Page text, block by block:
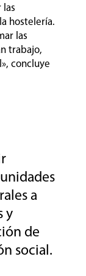
las
hostelería.
las
trabajo,
concluye
a
y
de
social.